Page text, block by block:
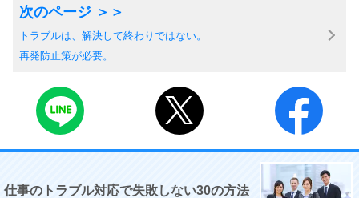
トラブルは、解決して終わりではない。
再発防止策が必要。
仕事のトラブル対応で失敗しない30の方法